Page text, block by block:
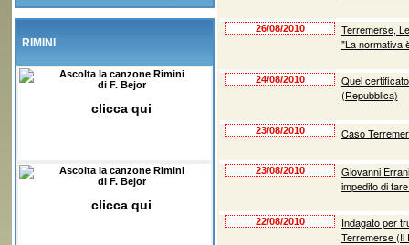
RIMINI
Ascolta la canzone Rimini
di F. Bejor
clicca qui
Ascolta la canzone Rimini
di F. Bejor
clicca qui
Piscina olimpionica e
26/08/2010
Terremerse,
"La normativa
24/08/2010
Quel
(Repubblica)
23/08/2010 Caso
23/08/2010
Giovanni
impedito di
22/08/2010
Indagato per
Terremerse (Il